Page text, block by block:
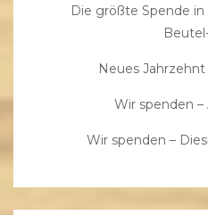
Die größte Spende
Neues
Wir spenden
Wir spenden –